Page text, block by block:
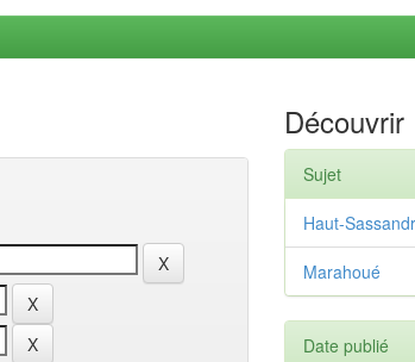
Découvrir
Sujet
Haut-
Marahoué
Date publié